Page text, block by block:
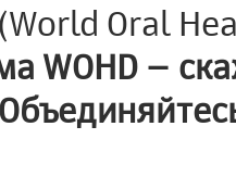
Oral
WOHD –